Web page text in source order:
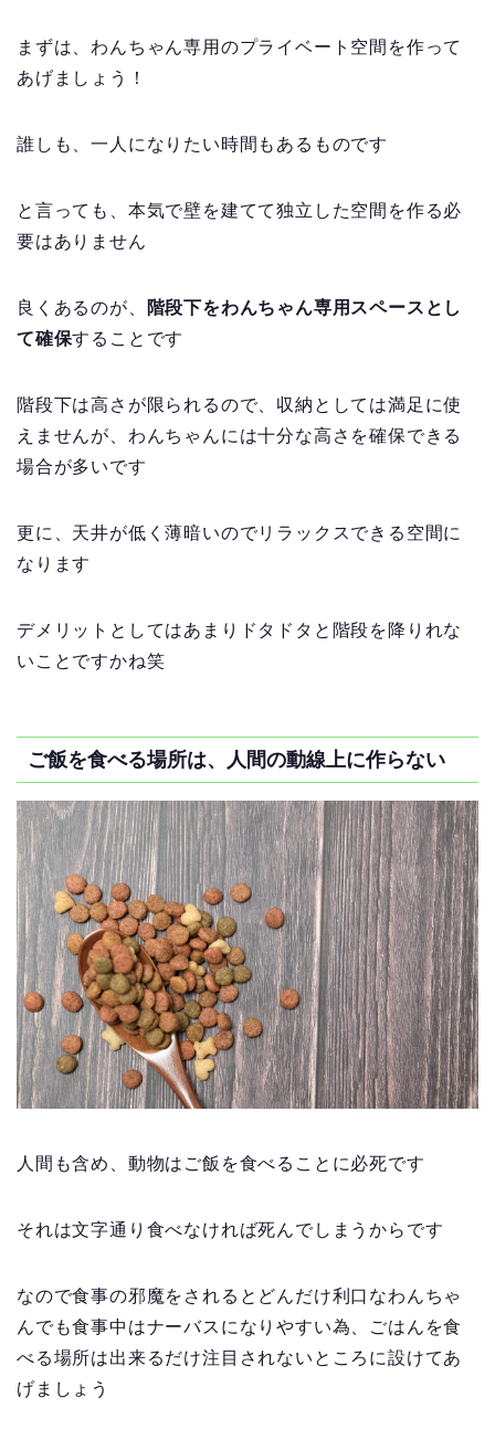
まずは、わんちゃん専用のプライベート空間を作って
あげましょう！
誰しも、一人になりたい時間もあるものです
と言っても、本気で壁を建てて独立した空間を作る必
要はありません
良くあるのが、
階段下をわんちゃん専用スペースとし
て確保することです
階段下は高さが限られるので、収納としては満足に使
えませんが、わんちゃんには十分な高さを確保できる
場合が多いです
更に、天井が低く薄暗いのでリラックスできる空間に
なります
デメリットとしてはあまりドタドタと階段を降りれな
いことですかね笑
ご飯を食べる場所は、人間の動線上に作らない
人間も含め、動物はご飯を食べることに必死です
それは文字通り食べなければ死んでしまうからです
なので食事の邪魔をされるとどんだけ利口なわんちゃ
んでも食事中はナーバスになりやすい為、ごはんを食
べる場所は出来るだけ注目されないところに設けてあ
げましょう